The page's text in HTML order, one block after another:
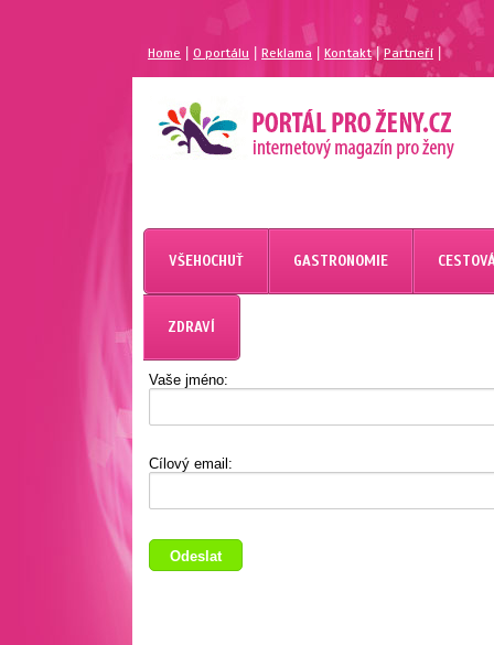
Home |O portálu Reklama Kontakt| Partneří
MAGAZÍN PRO ŽENY
PORTÁL PRO ŽENY.CZ
VŠEHOCHUŤ GASTRONOMIE
ZDRAVÍ
Vaše jméno:
Cílový email: